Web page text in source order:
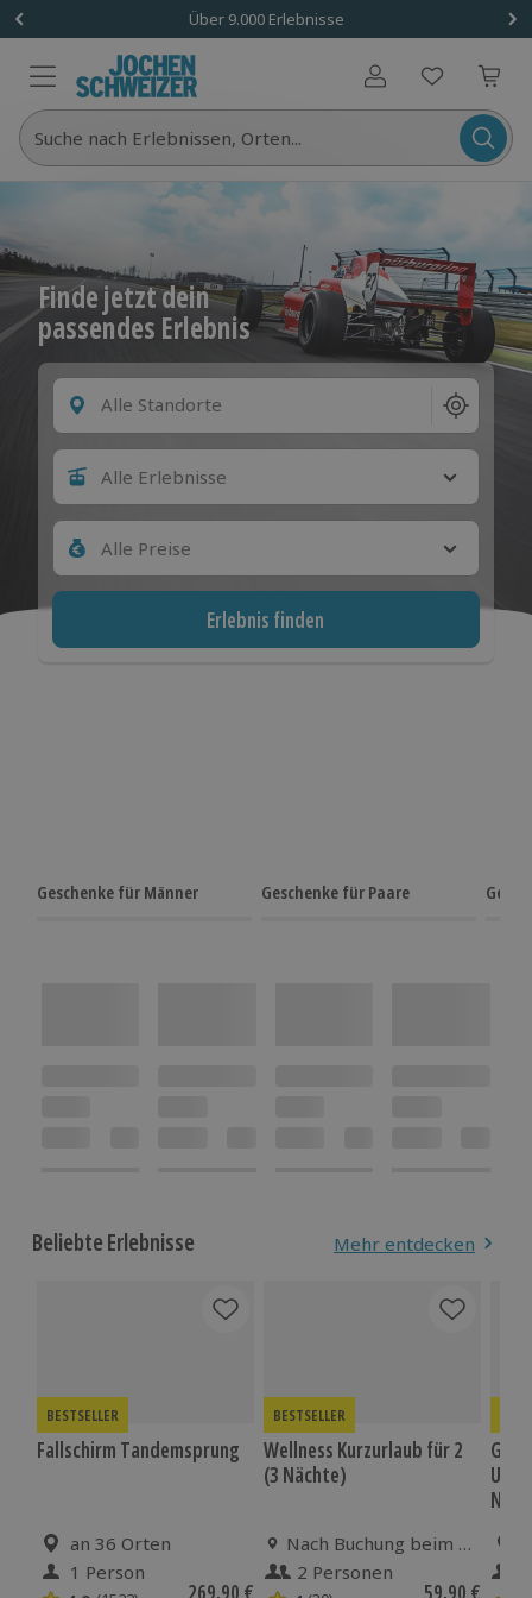
Über 9.000 Erlebnisse
Benutzerkonto
Suche nach Erlebnissen, Orten...
Finde jetzt dein
passendes Erlebnis
Alle Standorte
Alle Erlebnisse
Alle Preise
Erlebnis finden
Geschenke für Männer Geschenke für Paare
Beliebte Erlebnisse Mehr entdecken
BESTSELLER
Fallschirm Tandemsprung
Standort
an 36 Orten
Anzahl der Teilnehmer
1 Person
Aktueller Preis
269,90 €
BESTSELLER
Wellness Kurzurlaub für 2
(3 Nächte)
Standort
Nach Buchung beim Erlebnispartner
Anzahl der Teilnehmer
2 Personen
Aktueller
59,90 €